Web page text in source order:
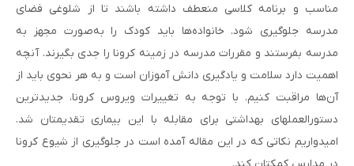
مناسب و برنامه کلاسی منعطف داشته باشند تا از شلوغی فضای
مدرسه جلوگیری شود. خانواده‌ها باید کودک را به‌صورت مجهز به
مدرسه بفرستند و مقررات مدرسه در زمینه کرونا را جدی بگیرند. آنچه
اهمیت دارد سلامت و یادگیری دانش آموزان است و به هر نحوی باید از
آن‌ها مراقبت کنیم. با توجه به تغییرات ویروس کرونا، جدیدترین
دستورالعمل­های بهداشتی برای مقابله با این بیماری تقدیم­تان شد.
امیدواریم نکاتی که در این مقاله آمده است در جلوگیری از شیوع کرونا